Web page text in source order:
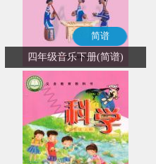
简谱
四年级音乐下册(简谱)